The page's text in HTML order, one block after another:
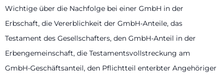
Wichtige über die Nachfolge bei einer GmbH in der
Erbschaft, die Vererblichkeit der GmbH-Anteile, das
Testament des Gesellschafters, den GmbH-Anteil in der
Erbengemeinschaft, die Testamentsvollstreckung am
GmbH-Geschäftsanteil, den Pflichtteil enterbter Angehöriger